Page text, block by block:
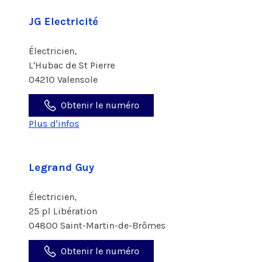
JG Electricité
Électricien,
L'Hubac de St Pierre
04210 Valensole
Obtenir le numéro
Plus d'infos
Legrand Guy
Électricien,
25 pl Libération
04800 Saint-Martin-de-Brômes
Obtenir le numéro